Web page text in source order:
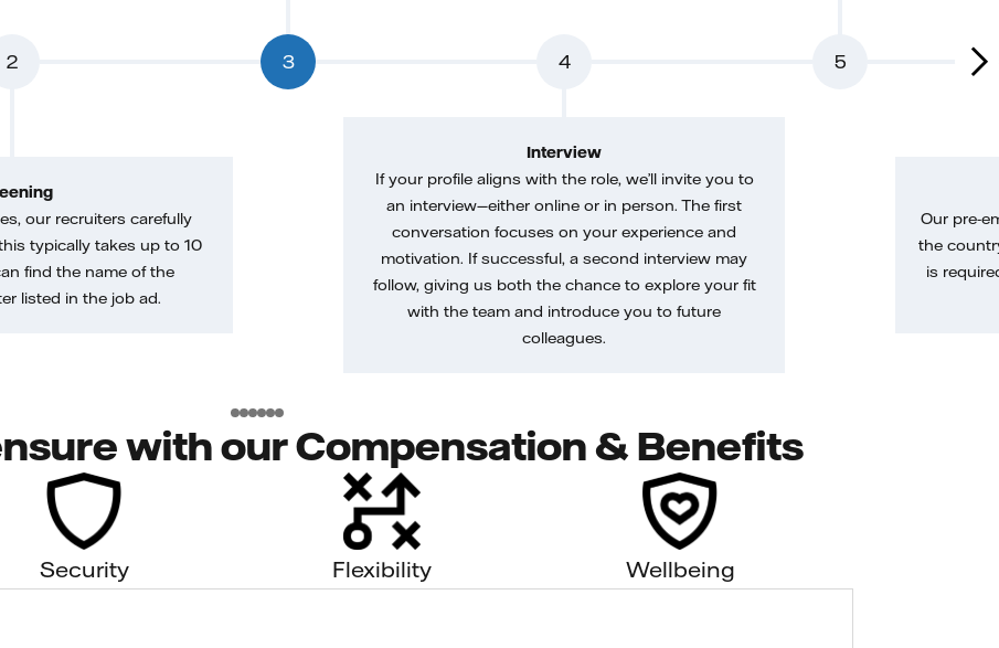
2
our recruiters carefully
typically takes up to 10
find the name of the
listed in the job ad.
3 4
Interview
If your profile aligns with the role, we’ll invite you to
an interview—either online or in person. The first
conversation focuses on your experience and
motivation. If successful, a second interview may
follow, giving us both the chance to explore your fit
with the team and introduce you to future
colleagues.
5
Our pre-
the
is
with our Compensation & Benefits
Security Flexibility Wellbeing